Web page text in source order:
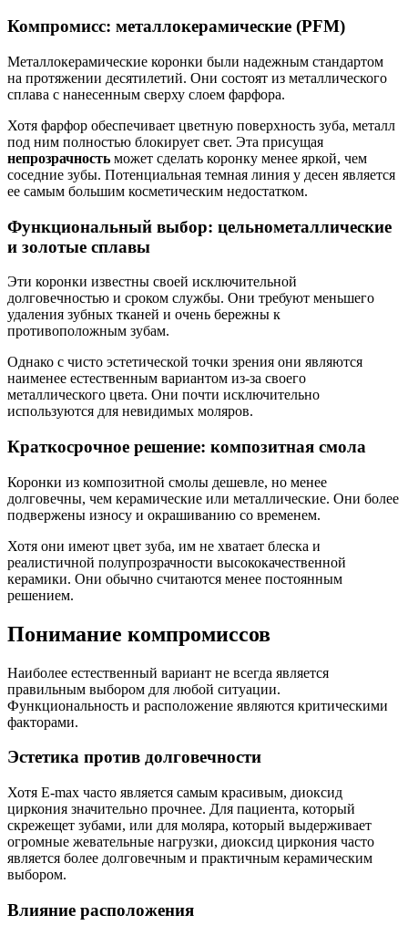
Компромисс: металлокерамические (PFM)
Металлокерамические коронки были надежным стандартом
на протяжении десятилетий. Они состоят из металлического
сплава с нанесенным сверху слоем фарфора.
Хотя фарфор обеспечивает цветную поверхность зуба, металл
под ним полностью блокирует свет. Эта присущая
непрозрачность может сделать коронку менее яркой, чем
соседние зубы. Потенциальная темная линия у десен является
ее самым большим косметическим недостатком.
Функциональный выбор: цельнометаллические
и золотые сплавы
Эти коронки известны своей исключительной
долговечностью и сроком службы. Они требуют меньшего
удаления зубных тканей и очень бережны к
противоположным зубам.
Однако с чисто эстетической точки зрения они являются
наименее естественным вариантом из-за своего
металлического цвета. Они почти исключительно
используются для невидимых моляров.
Краткосрочное решение: композитная смола
Коронки из композитной смолы дешевле, но менее
долговечны, чем керамические или металлические. Они более
подвержены износу и окрашиванию со временем.
Хотя они имеют цвет зуба, им не хватает блеска и
реалистичной полупрозрачности высококачественной
керамики. Они обычно считаются менее постоянным
решением.
Понимание компромиссов
Наиболее естественный вариант не всегда является
правильным выбором для любой ситуации.
Функциональность и расположение являются критическими
факторами.
Эстетика против долговечности
Хотя E-max часто является самым красивым, диоксид
циркония значительно прочнее. Для пациента, который
скрежещет зубами, или для моляра, который выдерживает
огромные жевательные нагрузки, диоксид циркония часто
является более долговечным и практичным керамическим
выбором.
Влияние расположения